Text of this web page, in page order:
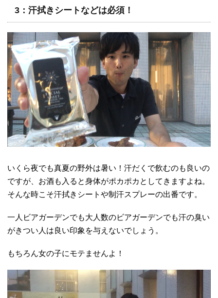
3：汗拭きシートなどは必須！
いくら夜でも真夏の野外は暑い！汗だくで飲むのも良いの
ですが、お酒も入ると身体がポカポカとしてきますよね。
そんな時こそ汗拭きシートや制汗スプレーの出番です。
一人ビアガーデンでも大人数のビアガーデンでも汗の臭い
がきつい人は良い印象を与えないでしょう。
もちろん女の子にモテませんよ！